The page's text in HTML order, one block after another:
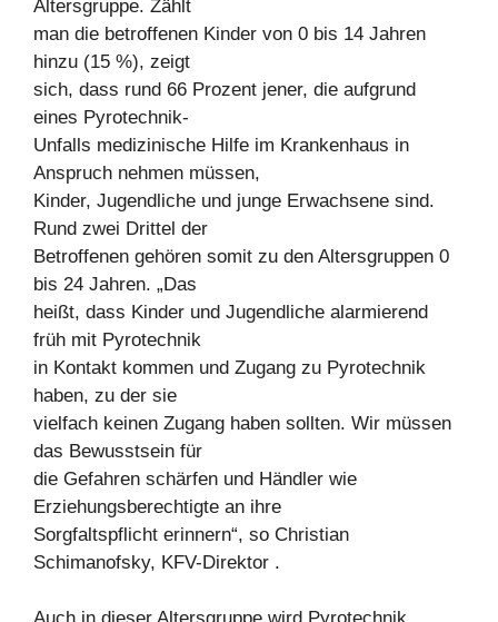
Altersgruppe. Zählt
man die betroffenen Kinder von 0 bis 14 Jahren
hinzu (15 %), zeigt
sich, dass rund 66 Prozent jener, die aufgrund
eines Pyrotechnik-
Unfalls medizinische Hilfe im Krankenhaus in
Anspruch nehmen müssen,
Kinder, Jugendliche und junge Erwachsene sind.
Rund zwei Drittel der
Betroffenen gehören somit zu den Altersgruppen 0
bis 24 Jahren. „Das
heißt, dass Kinder und Jugendliche alarmierend
früh mit Pyrotechnik
in Kontakt kommen und Zugang zu Pyrotechnik
haben, zu der sie
vielfach keinen Zugang haben sollten. Wir müssen
das Bewusstsein für
die Gefahren schärfen und Händler wie
Erziehungsberechtigte an ihre
Sorgfaltspflicht erinnern“, so Christian
Schimanofsky, KFV-Direktor .